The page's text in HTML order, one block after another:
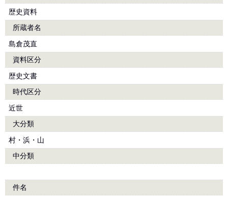
歴史資料
所蔵者名
島倉茂直
資料区分
歴史文書
時代区分
近世
大分類
村・浜・山
中分類
件名